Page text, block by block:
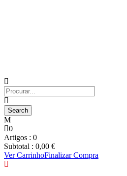
0
Artigos : 0
Subtotal : 0,00 €
Ver CarrinhoFinalizar Compra